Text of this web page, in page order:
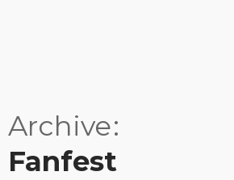
Archive
Fanfest